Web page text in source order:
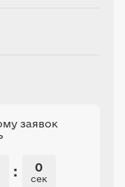
заявок
: 0
сек